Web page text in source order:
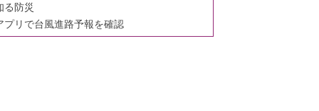
る防災
プリで台風進路予報を確認